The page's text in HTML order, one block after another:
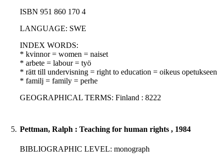
ISBN 951 860 170 4
LANGUAGE: SWE
INDEX WORDS:
* kvinnor = women = naiset
* arbete = labour = työ
* rätt till undervisning = right to education = oikeus opetukseen
* familj = family = perhe
GEOGRAPHICAL TERMS: Finland : 8222
5. Pettman, Ralph : Teaching for human rights , 1984
BIBLIOGRAPHIC LEVEL: monograph